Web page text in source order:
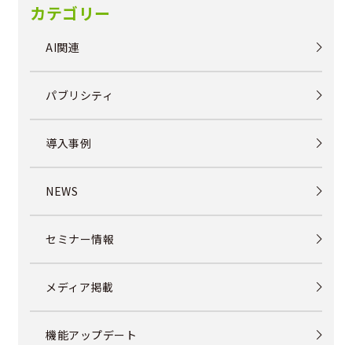
カテゴリー
AI関連
パブリシティ
導入事例
NEWS
セミナー情報
メディア掲載
機能アップデート